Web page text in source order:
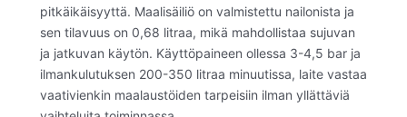
pitkäikäisyyttä. Maalisäiliö on valmistettu nailonista ja
sen tilavuus on 0,68 litraa, mikä mahdollistaa sujuvan
ja jatkuvan käytön. Käyttöpaineen ollessa 3-4,5 bar ja
ilmankulutuksen 200-350 litraa minuutissa, laite vastaa
vaativienkin maalaustöiden tarpeisiin ilman yllättäviä